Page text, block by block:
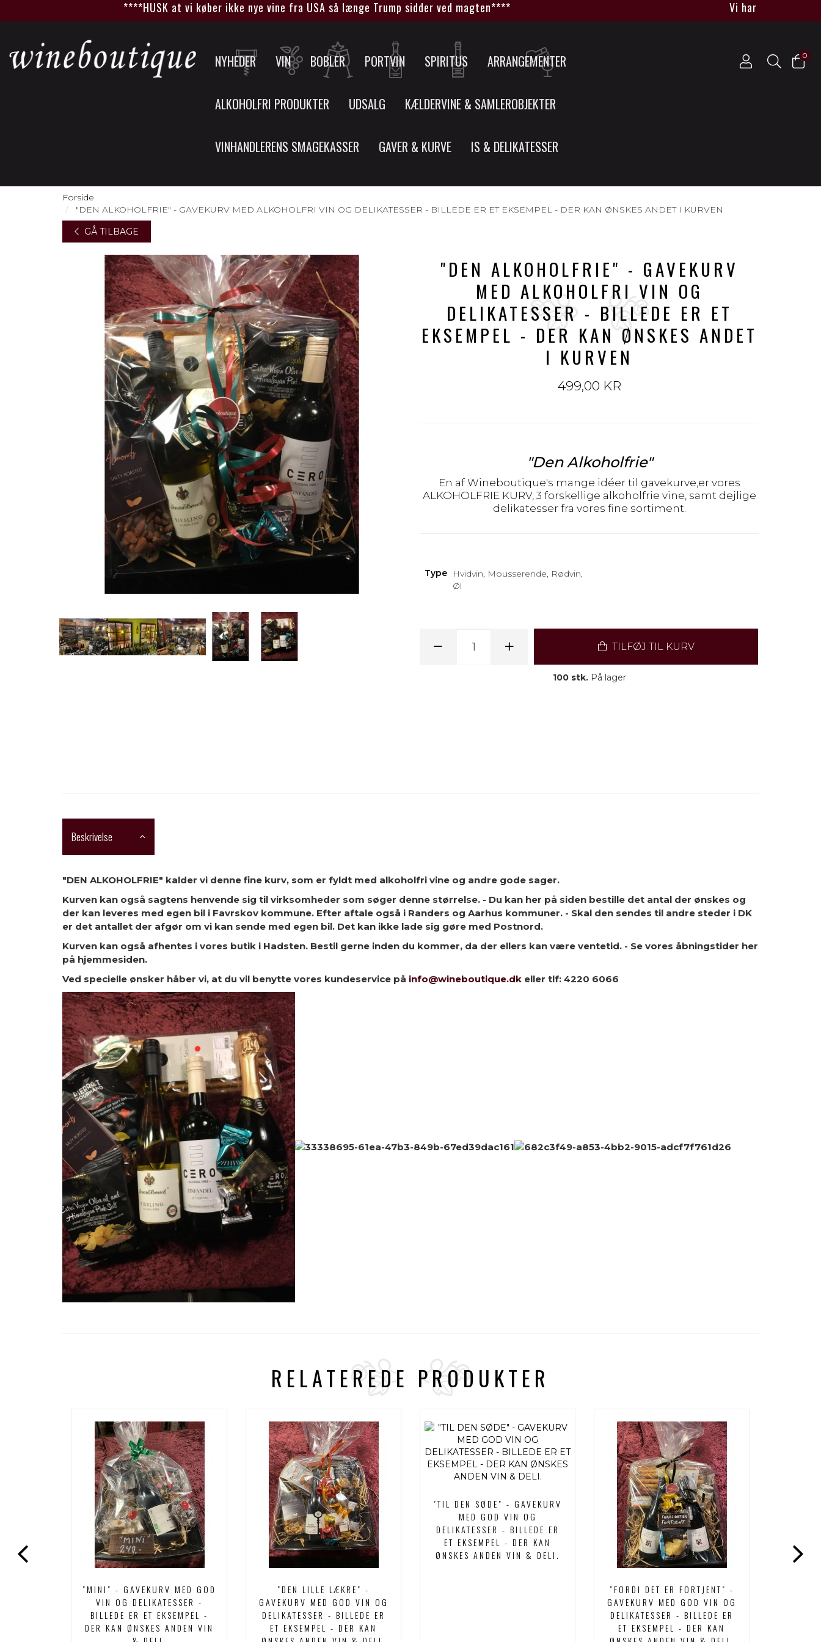
****HUSK at vi køber ikke nye vine fra USA så længe Trump sidder ved magten**** Vi har nu åbent for
NYHEDER VIN BOBLER PORTVIN SPIRITUS ARRANGEMENTER
ALKOHOLFRI PRODUKTER UDSALG KÆLDERVINE & SAMLEROBJEKTER
VINHANDLERENS SMAGEKASSER GAVER & KURVE IS & DELIKATESSER
0
Forside
"DEN ALKOHOLFRIE" - GAVEKURV MED ALKOHOLFRI VIN OG DELIKATESSER - BILLEDE ER ET EKSEMPEL - DER KAN ØNSKES ANDET I KURVEN
GÅ TILBAGE
"DEN ALKOHOLFRIE" - GAVEKURV
MED ALKOHOLFRI VIN OG
DELIKATESSER - BILLEDE ER ET
EKSEMPEL - DER KAN ØNSKES ANDET
I KURVEN
499,00 KR
"Den Alkoholfrie"
En af Wineboutique's mange idéer til gavekurve,er vores
ALKOHOLFRIE KURV, 3 forskellige alkoholfrie vine, samt dejlige
delikatesser fra vores fine sortiment.
Type
Hvidvin, Mousserende, Rødvin,
Øl
TILFØJ TIL KURV
100 stk.På lager
Beskrivelse
"DEN ALKOHOLFRIE" kalder vi denne fine kurv, som er fyldt med alkoholfri vine og andre gode sager.
Kurven kan også sagtens henvende sig til virksomheder som søger denne størrelse. - Du kan her på siden bestille det antal der ønskes og
der kan leveres med egen bil i Favrskov kommune. Efter aftale også i Randers og Aarhus kommuner. - Skal den sendes til andre steder i DK
er det antallet der afgør om vi kan sende med egen bil. Det kan ikke lade sig gøre med Postnord.
Kurven kan også afhentes i vores butik i Hadsten. Bestil gerne inden du kommer, da der ellers kan være ventetid. - Se vores åbningstider her
på hjemmesiden.
Ved specielle ønsker håber vi, at du vil benytte vores kundeservice på info@wineboutique.dk eller tlf: 4220 6066
RELATEREDE PRODUKTER
"MINI" - GAVEKURV MED GOD
VIN OG DELIKATESSER -
BILLEDE ER ET EKSEMPEL -
DER KAN ØNSKES ANDEN VIN
"DEN LILLE LÆKRE" -
GAVEKURV MED GOD VIN OG
DELIKATESSER - BILLEDE ER
ET EKSEMPEL - DER KAN
"TIL DEN SØDE" - GAVEKURV
MED GOD VIN OG
DELIKATESSER - BILLEDE ER
ET EKSEMPEL - DER KAN
ØNSKES ANDEN VIN & DELI.
"FORDI DET ER FORTJENT" -
GAVEKURV MED GOD VIN OG
DELIKATESSER - BILLEDE ER
ET EKSEMPEL - DER KAN